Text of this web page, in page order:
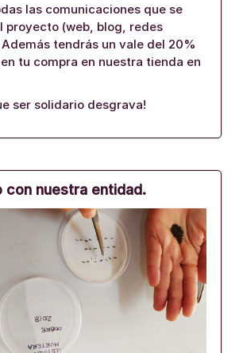
las comunicaciones que se
proyecto (web, blog, redes
tendrás un vale del 20%
tu compra en nuestra tienda en
ser solidario desgrava!
con nuestra entidad.